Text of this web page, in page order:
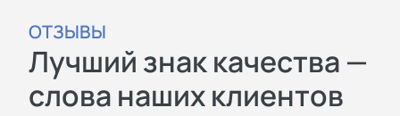
ОТЗЫВЫ
Лучший знак качества —
слова наших клиентов